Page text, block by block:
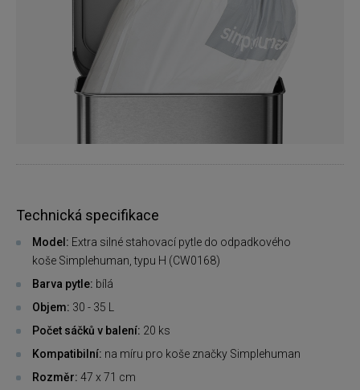
Technická specifikace
Model: Extra silné stahovací pytle do odpadkového
koše Simplehuman, typu H (CW0168)
Barva pytle: bílá
Objem: 30 - 35 L
Počet sáčků v balení: 20 ks
Kompatibilní: na míru pro koše značky Simplehuman
Rozměr: 47 x 71 cm